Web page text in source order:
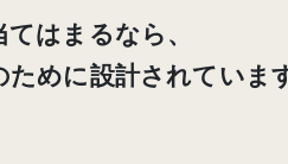
はまるなら、
めに設計されていま